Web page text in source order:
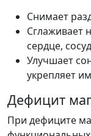
Снимает
Сглаживает
сердце,
Улучшает
укрепляет
Дефицит
При дефиците